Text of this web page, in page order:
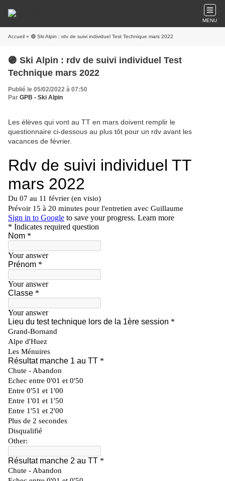
MENU
Accueil » 🟣 Ski Alpin : rdv de suivi individuel Test Technique mars 2022
🟣 Ski Alpin : rdv de suivi individuel Test
Technique mars 2022
Publié le 05/02/2022 à 07:50
Par GPB - Ski Alpin
Les élèves qui vont au TT en mars doivent remplir le
questionnaire ci-dessous au plus tôt pour un rdv avant les
vacances de février.